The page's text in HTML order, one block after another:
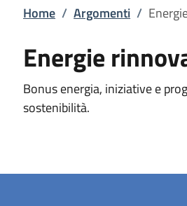
Home / Argomenti /
Energie
Bonus energia, iniziative e
sostenibilità.